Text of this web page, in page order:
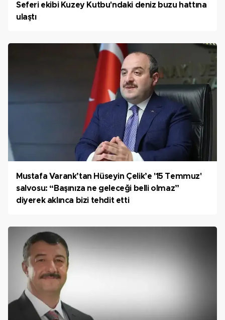
Seferi ekibi Kuzey Kutbu'ndaki deniz buzu hattına
ulaştı
Mustafa Varank’tan Hüseyin Çelik’e '15 Temmuz'
salvosu: “Başınıza ne geleceği belli olmaz”
diyerek aklınca bizi tehdit etti